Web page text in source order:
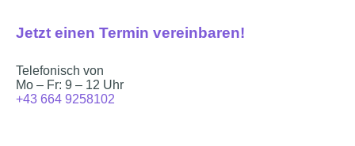
Jetzt einen Termin vereinbaren!
Telefonisch von
Mo – Fr: 9 – 12 Uhr
+43 664 9258102